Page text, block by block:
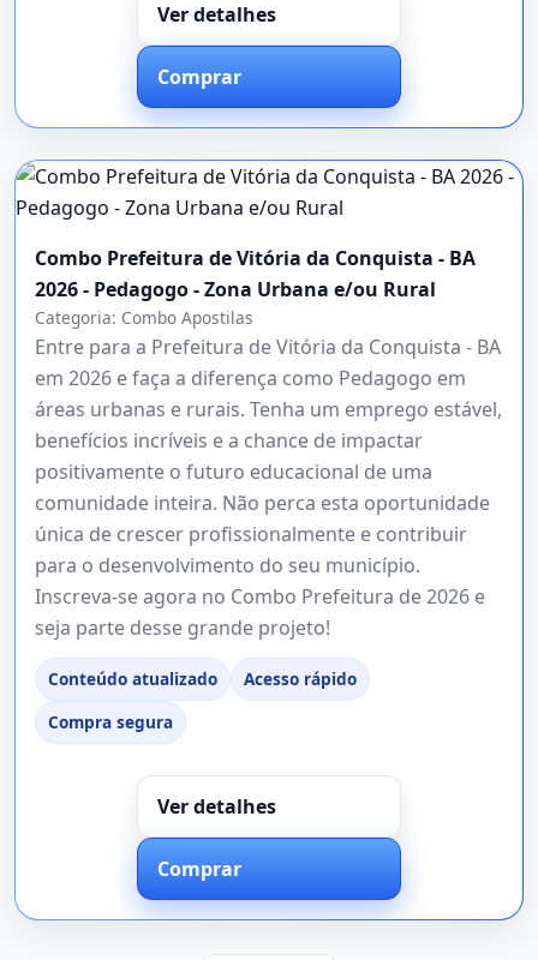
Ver detalhes
Comprar
Combo Prefeitura de Vitória da Conquista - BA
2026 - Pedagogo - Zona Urbana e/ou Rural
Categoria: Combo Apostilas
Entre para a Prefeitura de Vitória da Conquista - BA
em 2026 e faça a diferença como Pedagogo em
áreas urbanas e rurais. Tenha um emprego estável,
benefícios incríveis e a chance de impactar
positivamente o futuro educacional de uma
comunidade inteira. Não perca esta oportunidade
única de crescer profissionalmente e contribuir
para o desenvolvimento do seu município.
Inscreva-se agora no Combo Prefeitura de 2026 e
seja parte desse grande projeto!
Conteúdo atualizado
Acesso rápido
Compra segura
Ver detalhes
Comprar